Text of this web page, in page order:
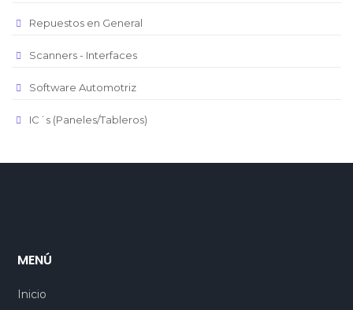
Repuestos en General
Scanners - Interfaces
Software Automotriz
IC´s (Paneles/Tableros)
MENÚ
Inicio